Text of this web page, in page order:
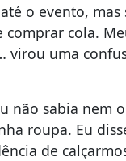
o evento, mas
cola.
uma
não sabia nem
roupa. Eu
de